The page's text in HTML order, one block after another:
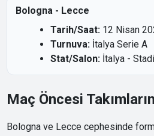
Bologna - Lecce
Tarih/Saat: 12 Nisan
Turnuva: İtalya Serie A
Stat/Salon: İtalya -
Maç Öncesi
Bologna ve Lecce cephesinde